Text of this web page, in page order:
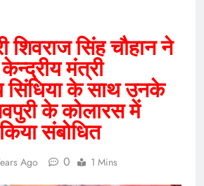
शिवराज सिंह चौहान ने
मंत्री
सिंधिया के साथ उनके
के कोलारस में
संबोधित
Ago 0 1 Mins